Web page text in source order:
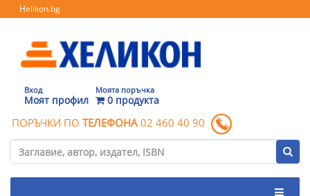
Helikon.bg
Вход
Моят профил
Моята поръчка
0 продукта
ПОРЪЧКИ ПО ТЕЛЕФОНА 02 460 40 90